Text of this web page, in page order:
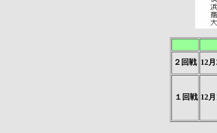
２回戦 12
１回戦 12